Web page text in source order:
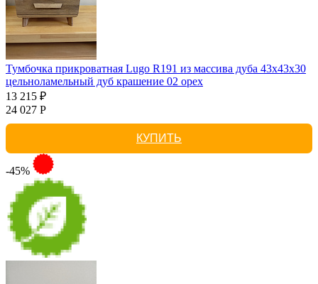
Тумбочка прикроватная Lugo R191 из массива дуба 43х43х30
цельноламельный дуб крашение 02 орех
13 215 ₽
24 027 Р
КУПИТЬ
-45%